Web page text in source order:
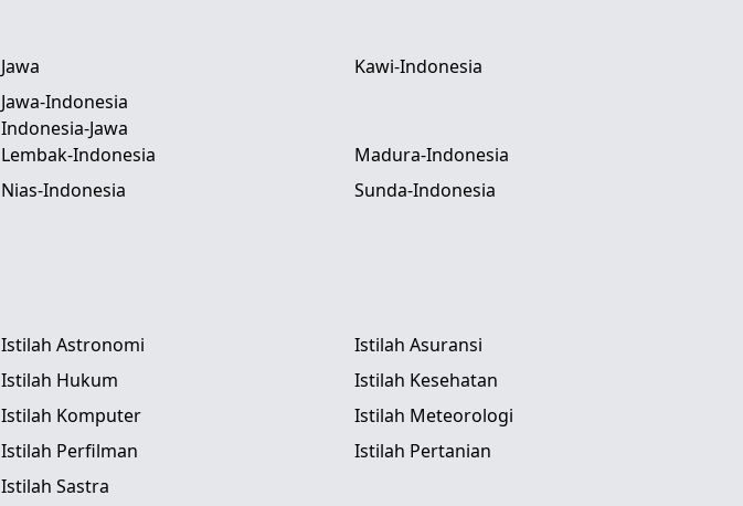
Jawa
Jawa-Indonesia
Indonesia-Jawa
Kawi-Indonesia
Lembak-Indonesia
Madura-Indonesia
Nias-Indonesia Sunda-Indonesia
Istilah Astronomi
Istilah Asuransi
Istilah Hukum
Istilah Kesehatan
Istilah Komputer
Istilah Meteorologi
Istilah Perfilman
Istilah Pertanian
Istilah Sastra